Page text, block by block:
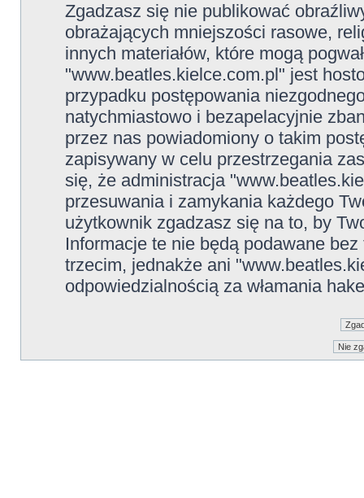
Zgadzasz się nie publikować
obrażających mniejszości rasowe,
innych materiałów, które mogą
"www.beatles.kielce.com.pl" jest
przypadku postępowania
natychmiastowo i bezapelacyjnie
przez nas powiadomiony o takim
zapisywany w celu przestrzegania
się, że administracja
przesuwania i zamykania każdego
użytkownik zgadzasz się na to, by
Informacje te nie będą podawane
trzecim, jednakże ani
odpowiedzialnością za włamania